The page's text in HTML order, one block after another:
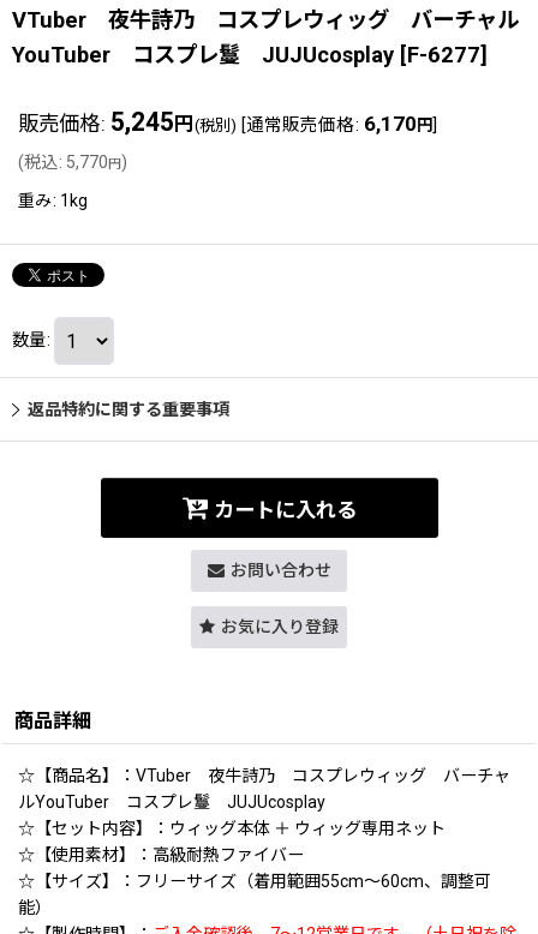
VTuber 夜牛詩乃 コスプレウィッグ バーチャル
YouTuber コスプレ鬘 JUJUcosplay [F-6277]
販売価格: 5,245 円 (税別) [通常販売価格: 6,170 円]
(税込: 5,770円)
重み: 1kg
数量:
返品特約に関する重要事項
カートに入れる
お問い合わせ
お気に入り登録
商品詳細
☆【商品名】：VTuber 夜牛詩乃 コスプレウィッグ バーチャ
ルYouTuber コスプレ鬘 JUJUcosplay
☆【セット内容】：ウィッグ本体 ＋ ウィッグ専用ネット
☆【使用素材】：高級耐熱ファイバー
☆【サイズ】：フリーサイズ（着用範囲55cm〜60cm、調整可
能）